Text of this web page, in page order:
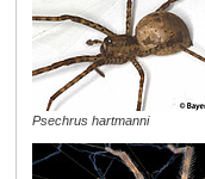
Psechrus hartmanni